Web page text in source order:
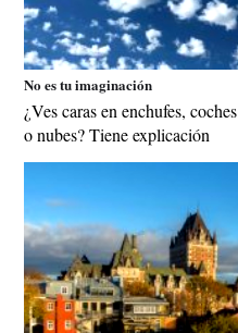
No es tu imaginación
¿Ves caras en enchufes, coches
o nubes? Tiene explicación